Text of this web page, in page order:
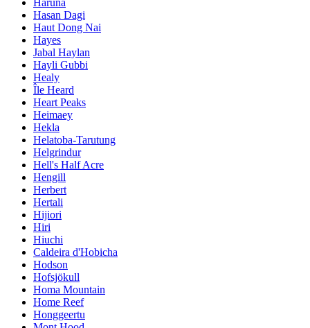
Hasan Dagi
Haut Dong Nai
Hayes
Jabal Haylan
Hayli Gubbi
Healy
Île Heard
Heart Peaks
Heimaey
Hekla
Helatoba-Tarutung
Helgrindur
Hell's Half Acre
Hengill
Herbert
Hertali
Hijiori
Hiri
Hiuchi
Caldeira d'Hobicha
Hodson
Hofsjökull
Homa Mountain
Home Reef
Honggeertu